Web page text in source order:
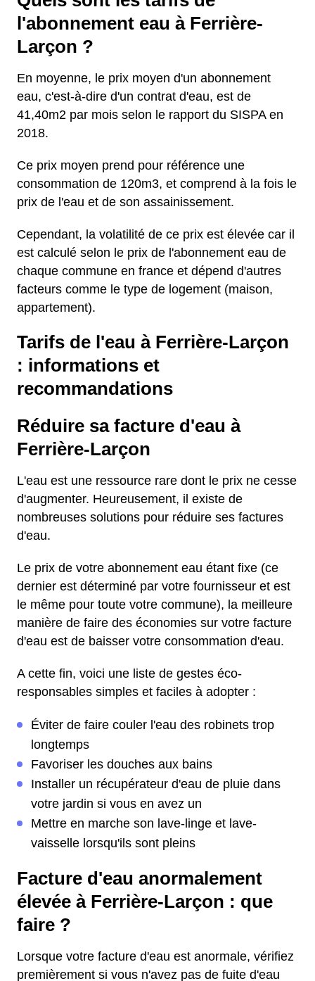
l'abonnement eau à Ferrière-
Larçon ?
En moyenne, le prix moyen d'un abonnement
eau, c'est-à-dire d'un contrat d'eau, est de
41,40m2 par mois selon le rapport du SISPA en
2018.
Ce prix moyen prend pour référence une
consommation de 120m3, et comprend à la fois le
prix de l'eau et de son assainissement.
Cependant, la volatilité de ce prix est élevée car il
est calculé selon le prix de l'abonnement eau de
chaque commune en france et dépend d'autres
facteurs comme le type de logement (maison,
appartement).
Tarifs de l'eau à Ferrière-Larçon
: informations et
recommandations
Réduire sa facture d'eau à
Ferrière-Larçon
L'eau est une ressource rare dont le prix ne cesse
d'augmenter. Heureusement, il existe de
nombreuses solutions pour réduire ses factures
d'eau.
Le prix de votre abonnement eau étant fixe (ce
dernier est déterminé par votre fournisseur et est
le même pour toute votre commune), la meilleure
manière de faire des économies sur votre facture
d'eau est de baisser votre consommation d'eau.
A cette fin, voici une liste de gestes éco-
responsables simples et faciles à adopter :
Éviter de faire couler l'eau des robinets trop
longtemps
Favoriser les douches aux bains
Installer un récupérateur d'eau de pluie dans
votre jardin si vous en avez un
Mettre en marche son lave-linge et lave-
vaisselle lorsqu'ils sont pleins
Facture d'eau anormalement
élevée à Ferrière-Larçon : que
faire ?
Lorsque votre facture d'eau est anormale, vérifiez
premièrement si vous n'avez pas de fuite d'eau